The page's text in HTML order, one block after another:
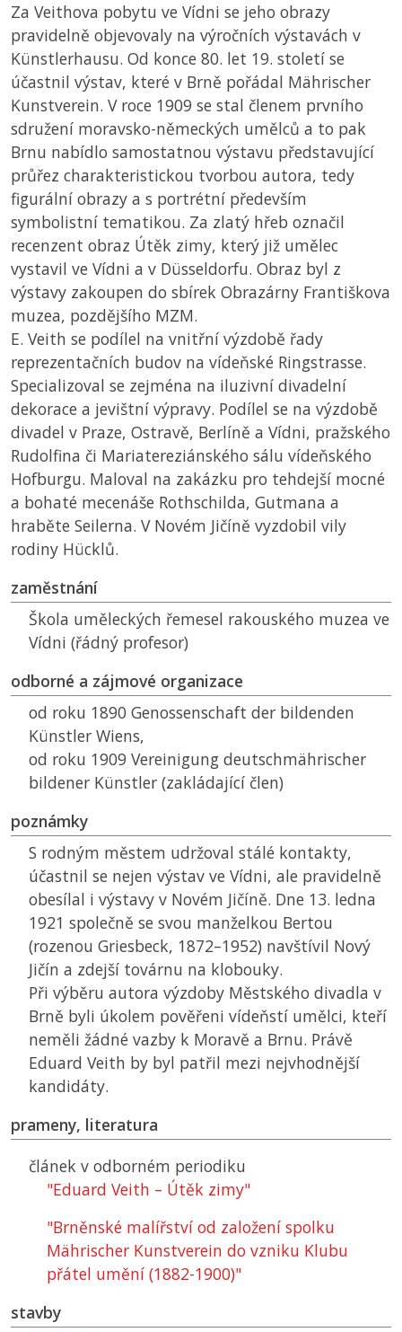
Za Veithova pobytu ve Vídni se jeho obrazy
pravidelně objevovaly na výročních výstavách v
Künstlerhausu. Od konce 80. let 19. století se
účastnil výstav, které v Brně pořádal Mährischer
Kunstverein. V roce 1909 se stal členem prvního
sdružení moravsko-německých umělců a to pak
Brnu nabídlo samostatnou výstavu představující
průřez charakteristickou tvorbou autora, tedy
figurální obrazy a s portrétní především
symbolistní tematikou. Za zlatý hřeb označil
recenzent obraz Útěk zimy, který již umělec
vystavil ve Vídni a v Düsseldorfu. Obraz byl z
výstavy zakoupen do sbírek Obrazárny Františkova
muzea, pozdějšího MZM.
E. Veith se podílel na vnitřní výzdobě řady
reprezentačních budov na vídeňské Ringstrasse.
Specializoval se zejména na iluzivní divadelní
dekorace a jevištní výpravy. Podílel se na výzdobě
divadel v Praze, Ostravě, Berlíně a Vídni, pražského
Rudolfina či Mariatereziánského sálu vídeňského
Hofburgu. Maloval na zakázku pro tehdejší mocné
a bohaté mecenáše Rothschilda, Gutmana a
hraběte Seilerna. V Novém Jičíně vyzdobil vily
rodiny Hücklů.
zaměstnání
Škola uměleckých řemesel rakouského muzea ve
Vídni (řádný profesor)
odborné a zájmové organizace
od roku 1890 Genossenschaft der bildenden
Künstler Wiens,
od roku 1909 Vereinigung deutschmährischer
bildener Künstler (zakládající člen)
poznámky
S rodným městem udržoval stálé kontakty,
účastnil se nejen výstav ve Vídni, ale pravidelně
obesílal i výstavy v Novém Jičíně. Dne 13. ledna
1921 společně se svou manželkou Bertou
(rozenou Griesbeck, 1872–1952) navštívil Nový
Jičín a zdejší továrnu na klobouky.
Při výběru autora výzdoby Městského divadla v
Brně byli úkolem pověřeni vídeňstí umělci, kteří
neměli žádné vazby k Moravě a Brnu. Právě
Eduard Veith by byl patřil mezi nejvhodnější
kandidáty.
prameny, literatura
článek v odborném periodiku
"Eduard Veith – Útěk zimy"
"Brněnské malířství od založení spolku
Mährischer Kunstverein do vzniku Klubu
přátel umění (1882-1900)"
stavby